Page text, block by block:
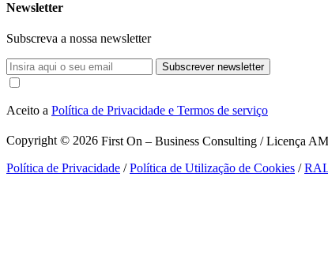
Newsletter
Subscreva a nossa newsletter
Subscrever newsletter
Aceito a Política de Privacidade e Termos de serviço
Copyright © 2026 First On – Business Consulting / Licença
Política de Privacidade /Política de Utilização de Cookies /